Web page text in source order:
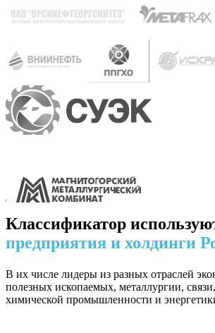
Классификатор
предприятия и холдинги
В их числе лидеры из разных отраслей
полезных ископаемых, металлургии,
химической промышленности и